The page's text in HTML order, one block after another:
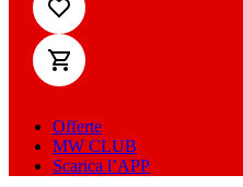
Offerte
MW CLUB
Scarica l’APP